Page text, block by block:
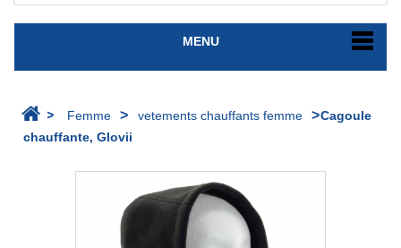
MENU
> Femme > vetements chauffants femme >Cagoule
chauffante, Glovii